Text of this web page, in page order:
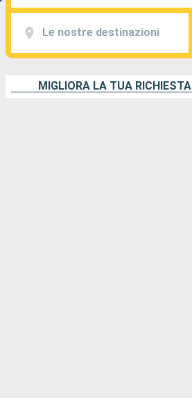
Le nostre destinazioni
MIGLIORA LA TUA RICHIESTA